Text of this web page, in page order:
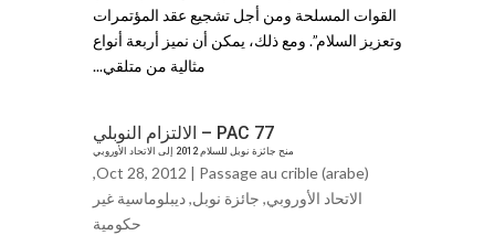
القوات المسلحة ومن أجل تشجيع عقد المؤتمرات
وتعزيز السلام”. ومع ذلك، يمكن أن نميز أربعة أنواع
مثالية من متلقي...
PAC 77 – الالتزام النوبلي
منح جائزة نوبل للسلام 2012 إلى الاتحاد الأوروبي
Oct 28, 2012 | Passage au crible (arabe)
,
الاتحاد الأوروبي, جائزة نوبل,ديبلوماسية غير
حكومية